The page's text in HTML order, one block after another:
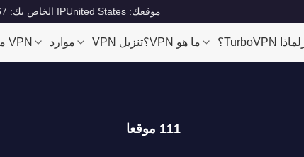
موقعك: United States IP الخاص بك: 216.73.216.67
لماذا TurboVPN؟ ما هو VPN؟ تنزيل VPN موارد VPN مجاني
111 موقعا